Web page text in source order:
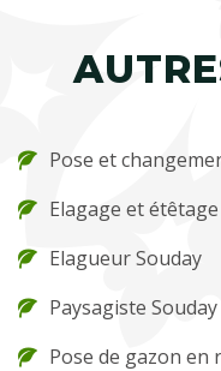
Pose et
Elagage et
Elagueur Souday
Paysagiste Souday
Pose de gazon en